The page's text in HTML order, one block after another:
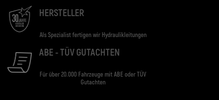
HERSTELLER
Als Spezialist fertigen wir Hydraulikleitungen
ABE - TÜV GUTACHTEN
Für über 20.000 Fahrzeuge mit ABE oder TÜV
Gutachten